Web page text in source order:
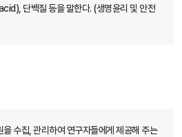
단백질 등을 말한다. (생명윤리 및 안전
수집, 관리하여 연구자들에게 제공해 주는